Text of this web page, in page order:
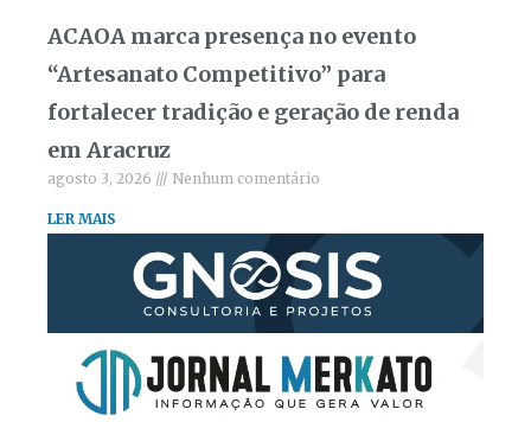
ACAOA marca presença no evento
“Artesanato Competitivo” para
fortalecer tradição e geração de renda
em Aracruz
agosto 3, 2026 Nenhum comentário
LER MAIS